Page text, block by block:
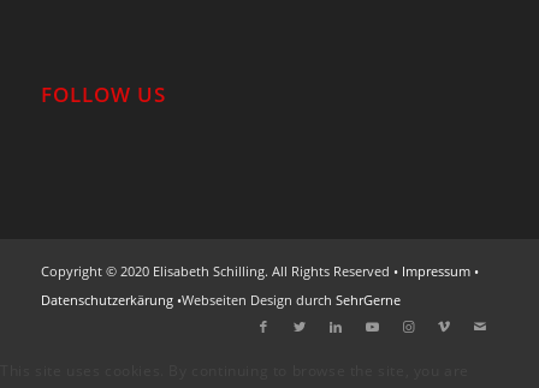
FOLLOW US
Copyright © 2020 Elisabeth Schilling. All Rights Reserved • Impressum•
Datenschutzerkärung•Webseiten Design durch SehrGerne